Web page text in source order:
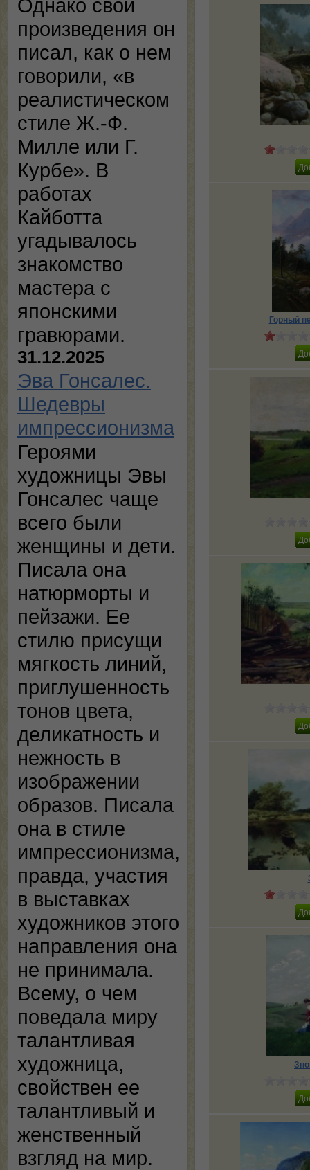
Однако свои
произведения он
писал, как о нем
говорили, «в
реалистическом
стиле Ж.-Ф.
Милле или Г.
Курбе». В
работах
Кайботта
угадывалось
знакомство
мастера с
японскими
гравюрами.
31.12.2025
Эва Гонсалес.
Шедевры
импрессионизма
Героями
художницы Эвы
Гонсалес чаще
всего были
женщины и дети.
Писала она
натюрморты и
пейзажи. Ее
стилю присущи
мягкость линий,
приглушенность
тонов цвета,
деликатность и
нежность в
изображении
образов. Писала
она в стиле
импрессионизма,
правда, участия
в выставках
художников этого
направления она
не принимала.
Всему, о чем
поведала миру
талантливая
художница,
свойствен ее
талантливый и
женственный
взгляд на мир.
Горный